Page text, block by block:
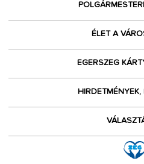
ÉLET A
EGERSZEG
HIRDETMÉNYEK,